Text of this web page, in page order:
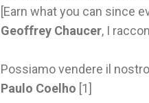
[Earn what you can since
Geoffrey Chaucer, I
Possiamo vendere il
Paulo Coelho [1]